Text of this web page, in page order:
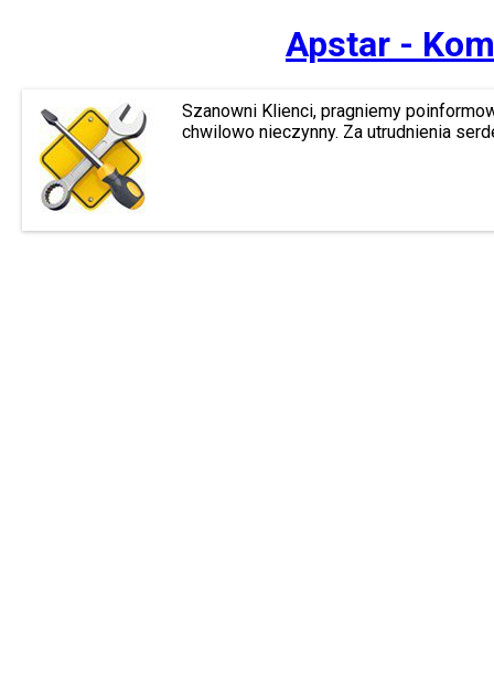
Apstar -
Szanowni Klienci, pragniemy
chwilowo nieczynny. Za utrudnienia